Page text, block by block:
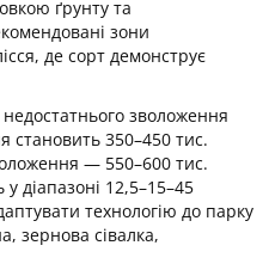
ґрунту та
зони
де сорт демонструє
зволоження
становить 350–450 тис.
— 550–600 тис.
діапазоні 12,5–15–45
технологію до парку
зернова сівалка,